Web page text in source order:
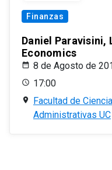
Finanzas
Daniel
Economics
8 de Agosto de
17:00
Facultad de
Administrativas UC